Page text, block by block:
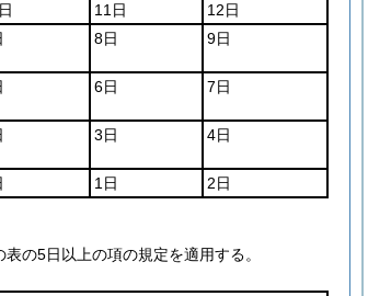
11日
12日
8日 9日
6日 7日
3日 4日
1日
2日
の5日以上の項の規定を適用する。